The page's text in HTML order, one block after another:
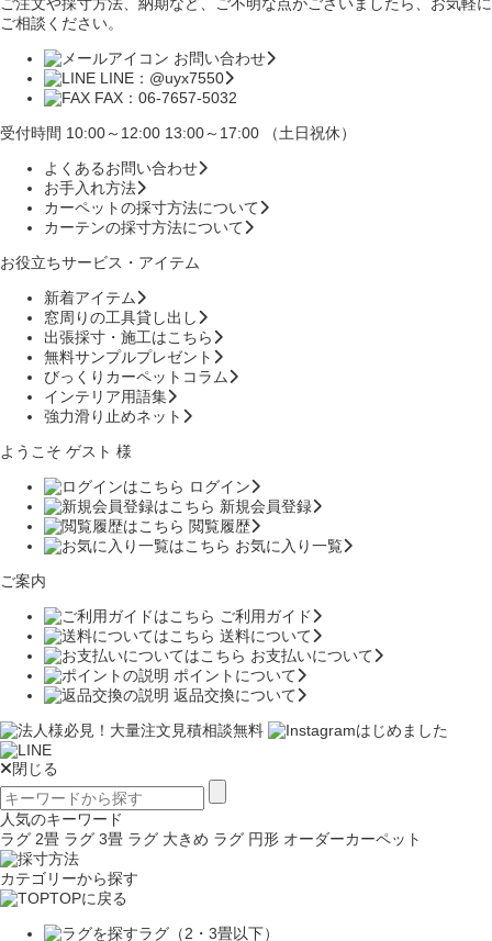
ご相談ください。
お問い合わせ
LINE：@uyx7550
FAX：06-7657-5032
受付時間 10:00～12:00 13:00～17:00 （土日祝休）
よくあるお問い合わせ
お手入れ方法
カーペットの採寸方法について
カーテンの採寸方法について
お役立ちサービス・アイテム
新着アイテム
窓周りの工具貸し出し
出張採寸・施工はこちら
無料サンプルプレゼント
びっくりカーペットコラム
インテリア用語集
強力滑り止めネット
ようこそ ゲスト 様
ログイン
新規会員登録
閲覧履歴
お気に入り一覧
ご案内
ご利用ガイド
送料について
お支払いについて
ポイントについて
返品交換について
閉じる
人気のキーワード
ラグ 2畳 ラグ 3畳 ラグ 大きめ ラグ 円形 オーダーカーペット
カテゴリーから探す
TOPに戻る
ラグ（2・3畳以下）